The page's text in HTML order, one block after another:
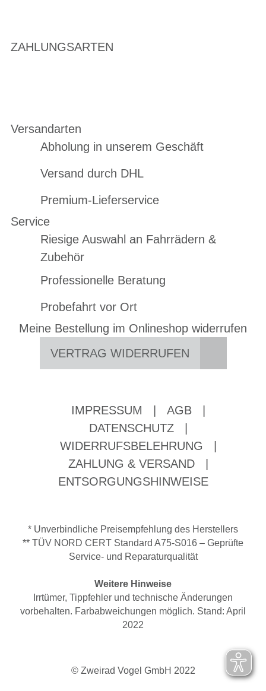
ZAHLUNGSARTEN
Versandarten
Abholung in unserem Geschäft
Versand durch DHL
Premium-Lieferservice
Service
Riesige Auswahl an Fahrrädern &
Zubehör
Professionelle Beratung
Probefahrt vor Ort
Meine Bestellung im Onlineshop widerrufen
VERTRAG WIDERRUFEN
IMPRESSUM AGB
DATENSCHUTZ
WIDERRUFSBELEHRUNG
ZAHLUNG & VERSAND
ENTSORGUNGSHINWEISE
* Unverbindliche Preisempfehlung des Herstellers
** TÜV NORD CERT Standard A75-S016 – Geprüfte
Service- und Reparaturqualität
Weitere Hinweise
Irrtümer, Tippfehler und technische Änderungen
vorbehalten. Farbabweichungen möglich. Stand: April
2022
© Zweirad Vogel GmbH 2022